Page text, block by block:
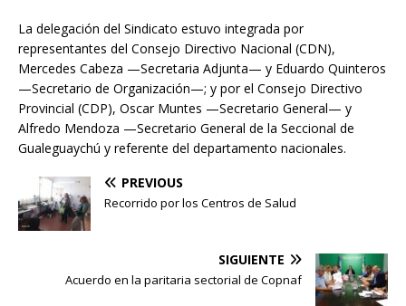
La delegación del Sindicato estuvo integrada por
representantes del Consejo Directivo Nacional (CDN),
Mercedes Cabeza —Secretaria Adjunta— y Eduardo Quinteros
—Secretario de Organización—; y por el Consejo Directivo
Provincial (CDP), Oscar Muntes —Secretario General— y
Alfredo Mendoza —Secretario General de la Seccional de
Gualeguaychú y referente del departamento nacionales.
PREVIOUS
Recorrido por los Centros de Salud
SIGUIENTE
Acuerdo en la paritaria sectorial de Copnaf